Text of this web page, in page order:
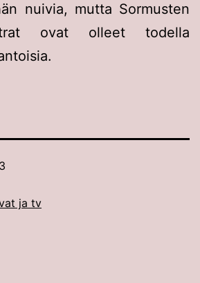
nuivia, mutta Sormusten
ovat olleet todella
ja tv